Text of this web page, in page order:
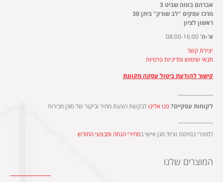
אברהם בומה שביט 3
מרכז עסקים "לב שורק" ביתן 30
ראשון לציון
א'-ה' 08:00-16:00
יצירת קשר
תנאי שימוש ומדיניות פרטיות
קישור להודעת ביטול עסקה מקוונת
לקוחות עסקיים?פנו אלינו לבקשת הצעת מחיר וביקור של סוכן מכירות
למוצרי בטיחות וציוד מגן אישי במחירי הנחה ומבצעי החודש
המוצרים שלנו